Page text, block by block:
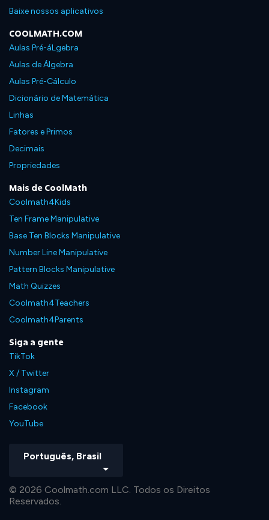
Baixe nossos aplicativos
COOLMATH.COM
Aulas Pré-áLgebra
Aulas de Álgebra
Aulas Pré-Cálculo
Dicionário de Matemática
Linhas
Fatores e Primos
Decimais
Propriedades
Mais de CoolMath
Coolmath4Kids
Ten Frame Manipulative
Base Ten Blocks Manipulative
Number Line Manipulative
Pattern Blocks Manipulative
Math Quizzes
Coolmath4Teachers
Coolmath4Parents
Siga a gente
TikTok
X / Twitter
Instagram
Facebook
YouTube
Português, Brasil
© 2026 Coolmath.com LLC. Todos os Direitos
Reservados.